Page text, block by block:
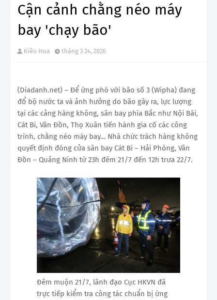
Cận cảnh chằng néo máy
bay 'chạy bão'
Kiều Hoa tháng 3 24, 2026
(Diadanh.net) – Để ứng phó với bão số 3 (Wipha) đang
đổ bộ nước ta và ảnh hưởng do bão gây ra, lực lượng
tại các cảng hàng không, sân bay phía Bắc như Nội Bài,
Cát Bi, Vân Đồn, Thọ Xuân tiến hành gia cố các công
trình, chằng néo máy bay… Nhà chức trách hàng không
quyết định đóng cửa sân bay Cát Bi – Hải Phòng, Vân
Đồn – Quảng Ninh từ 23h đêm 21/7 đến 12h trưa 22/7.
Đêm muộn 21/7, lãnh đạo Cục HKVN đã
trực tiếp kiểm tra công tác chuẩn bị ứng